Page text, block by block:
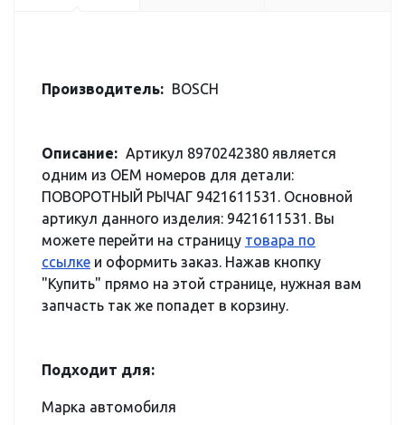
Производитель: BOSCH
Описание: Артикул 8970242380 является
одним из OEM номеров для детали:
ПОВОРОТНЫЙ РЫЧАГ 9421611531. Основной
артикул данного изделия: 9421611531. Вы
можете перейти на страницу товара по
ссылке и оформить заказ. Нажав кнопку
"Купить" прямо на этой странице, нужная вам
запчасть так же попадет в корзину.
Подходит для:
Марка автомобиля